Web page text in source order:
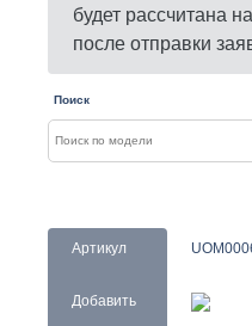
будет рассчитана
после отправки
Поиск
Артикул
Добавить